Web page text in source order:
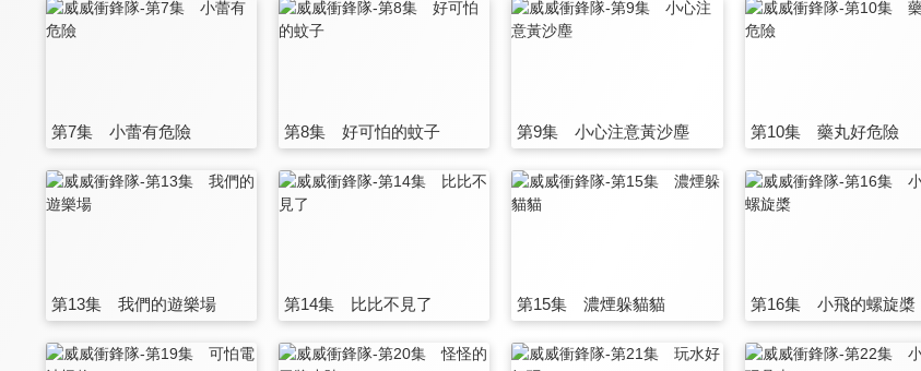
第7集 小蕾有危險 第8集 好可怕的蚊子 第9集 小心注意黃沙塵 第10集 藥丸好危險
第13集 我們的遊樂場 第14集 比比不見了 第15集 濃煙躲貓貓 第16集 小飛的螺旋槳